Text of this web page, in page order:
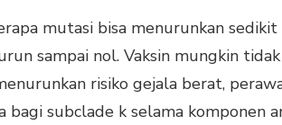
mutasi bisa menurunkan
sampai nol. Vaksin mungkin
risiko gejala berat,
bagi subclade k selama komponen